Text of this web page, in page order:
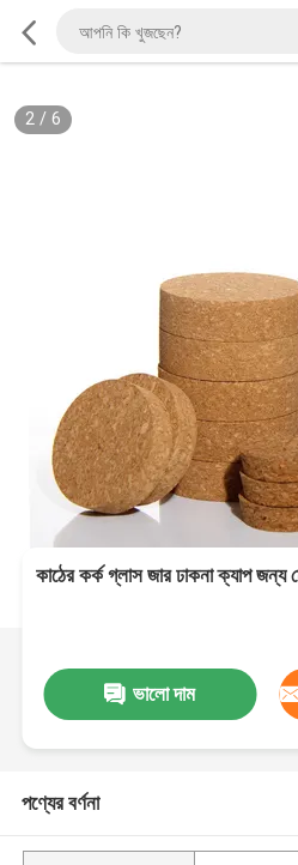
2/ 6
কাঠের কর্ক গ্লাস জার ঢাকনা ক্যাপ জন্য
ভালো দাম
পণ্যের বর্ণনা